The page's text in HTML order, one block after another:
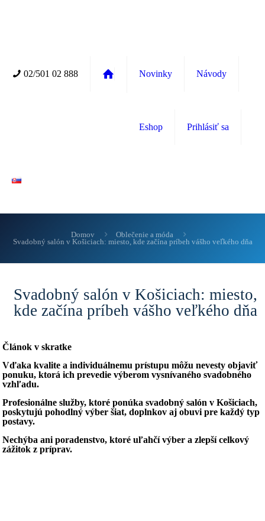
02/501 02 888 Novinky Návody
Eshop Prihlásiť sa
Domov
Oblečenie a móda
Svadobný salón v Košiciach: miesto, kde začína príbeh vášho veľkého dňa
Svadobný salón v Košiciach: miesto,
kde začína príbeh vášho veľkého dňa
Článok v skratke
Vďaka kvalite a individuálnemu prístupu môžu nevesty objaviť
ponuku, ktorá ich prevedie výberom vysnívaného svadobného
vzhľadu.
Profesionálne služby, ktoré ponúka svadobný salón v Košiciach,
poskytujú pohodlný výber šiat, doplnkov aj obuvi pre každý typ
postavy.
Nechýba ani poradenstvo, ktoré uľahčí výber a zlepší celkový
zážitok z príprav.